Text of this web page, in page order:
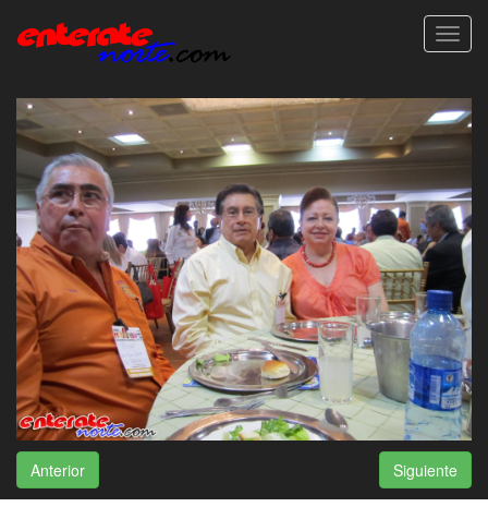
Anterior Siguiente